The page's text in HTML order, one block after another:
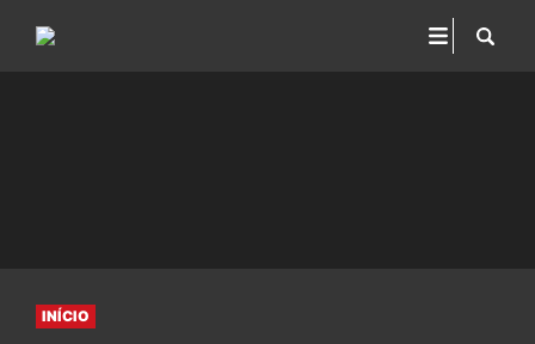
INÍCIO